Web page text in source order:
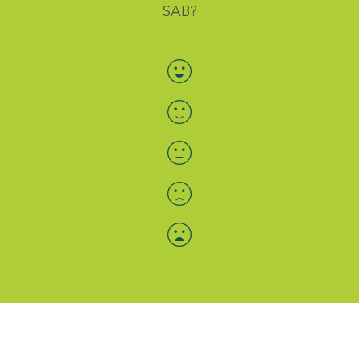
SAB?
Bewertung auswählen